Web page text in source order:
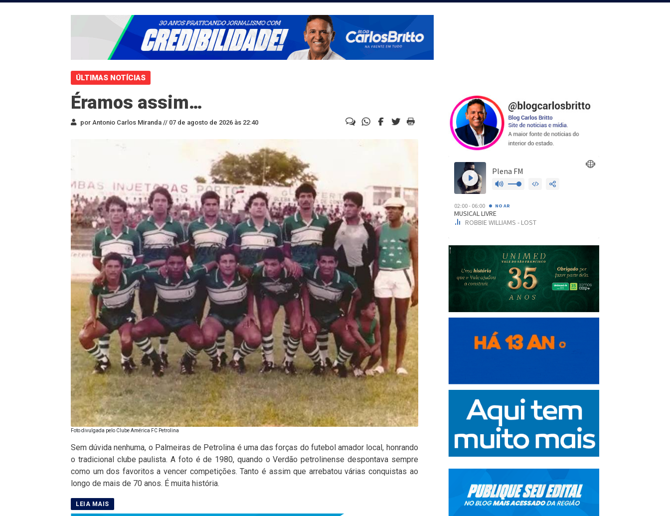
ÚLTIMAS NOTÍCIAS
Éramos assim…
por Antonio Carlos Miranda // 07 de agosto de 2026 às 22:40
Foto divulgada pelo Clube América FC Petrolina
Sem dúvida nenhuma, o Palmeiras de Petrolina é uma das forças do futebol amador local, honrando
o tradicional clube paulista. A foto é de 1980, quando o Verdão petrolinense despontava sempre
como um dos favoritos a vencer competições. Tanto é assim que arrebatou várias conquistas ao
longo de mais de 70 anos. É muita história.